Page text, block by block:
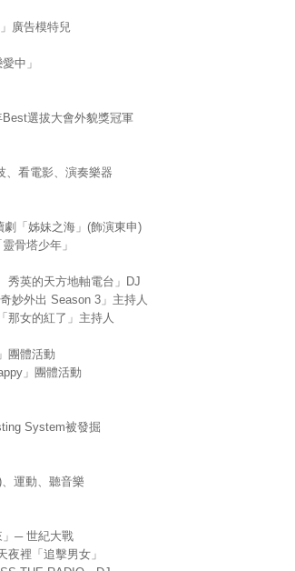
廣告模特兒
中」
選拔大會外貌獎冠軍
、看電影、演奏樂器
「姊妹之海」(飾演東申)
骨塔少年」
秀英的天方地軸電台」DJ
妙外出 Season 3」主持人
那女的紅了」主持人
團體活動
」團體活動
System被發掘
運動、聽音樂
」─ 世紀大戰
夜裡「追擊男女」